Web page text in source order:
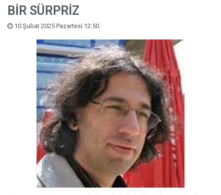
BİR SÜRPRİZ
10 Şubat 2025 Pazartesi 12:50